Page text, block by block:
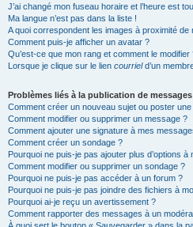
J’ai changé mon fuseau horaire et l’heure est
Ma langue n’est pas dans la liste !
A quoi correspondent les images à proximité de
Comment puis-je afficher un avatar ?
Qu’est-ce que mon rang et comment le modifier
Lorsque je clique sur le lien courrield’un
Problèmes liés à la publication de messages
Comment créer un nouveau sujet ou poster
Comment modifier ou supprimer un message ?
Comment ajouter une signature à mes
Comment créer un sondage ?
Pourquoi ne puis-je pas ajouter plus d’options à
Comment modifier ou supprimer un sondage ?
Pourquoi ne puis-je pas accéder à un forum ?
Pourquoi ne puis-je pas joindre des fichiers à
Pourquoi ai-je reçu un avertissement ?
Comment rapporter des messages à un